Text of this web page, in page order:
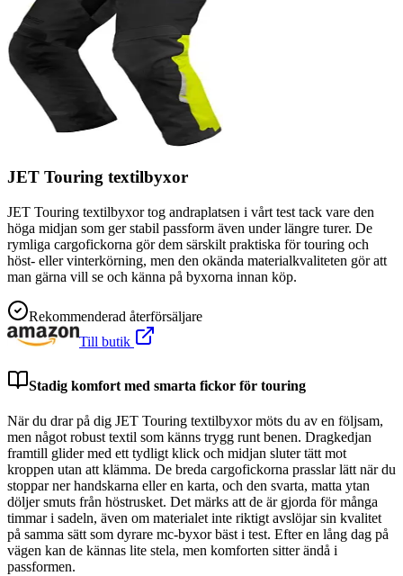
JET Touring textilbyxor
JET Touring textilbyxor tog andraplatsen i vårt test tack vare den
höga midjan som ger stabil passform även under längre turer. De
rymliga cargofickorna gör dem särskilt praktiska för touring och
höst- eller vinterkörning, men den okända materialkvaliteten gör att
man gärna vill se och känna på byxorna innan köp.
Rekommenderad återförsäljare
Till butik
Stadig komfort med smarta fickor för touring
När du drar på dig JET Touring textilbyxor möts du av en följsam,
men något robust textil som känns trygg runt benen. Dragkedjan
framtill glider med ett tydligt klick och midjan sluter tätt mot
kroppen utan att klämma. De breda cargofickorna prasslar lätt när du
stoppar ner handskarna eller en karta, och den svarta, matta ytan
döljer smuts från höstrusket. Det märks att de är gjorda för många
timmar i sadeln, även om materialet inte riktigt avslöjar sin kvalitet
på samma sätt som dyrare mc-byxor bäst i test. Efter en lång dag på
vägen kan de kännas lite stela, men komforten sitter ändå i
passformen.